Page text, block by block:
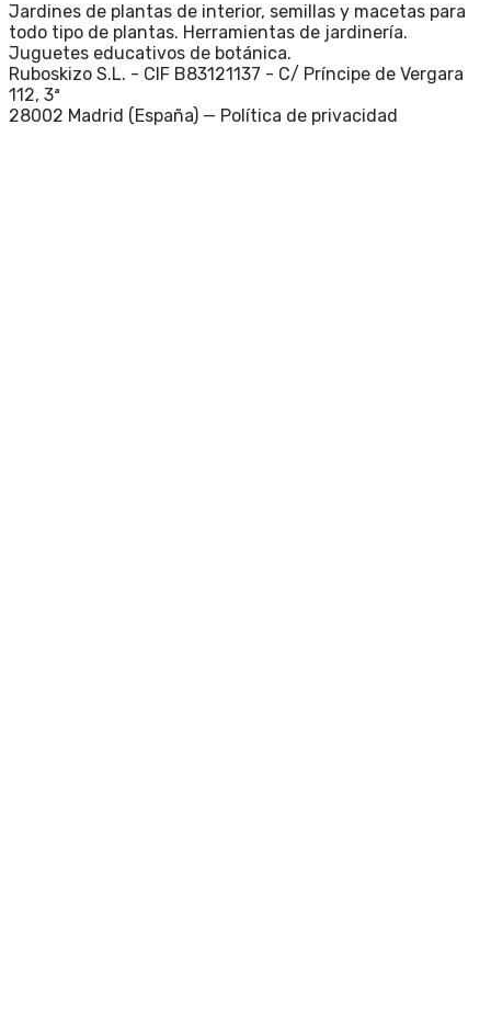
Jardines de plantas de interior, semillas y macetas para
todo tipo de plantas. Herramientas de jardinería.
Juguetes educativos de botánica.
Ruboskizo S.L. - CIF B83121137 - C/ Príncipe de Vergara
112, 3ª
28002 Madrid (España) — Política de privacidad